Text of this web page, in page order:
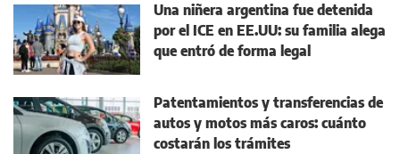
Una niñera argentina fue detenida
por el ICE en EE.UU: su familia alega
que entró de forma legal
Patentamientos y transferencias de
autos y motos más caros: cuánto
costarán los trámites